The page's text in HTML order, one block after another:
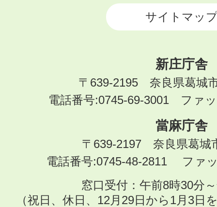
サイトマッ
新庄庁舎
〒639-2195 奈良県葛城
電話番号:0745-69-3001 ファ
當麻庁舎
〒639-2197 奈良県葛城
電話番号:0745-48-2811 ファ
窓口受付：午前8時30分
（祝日、休日、12月29日から1月3日